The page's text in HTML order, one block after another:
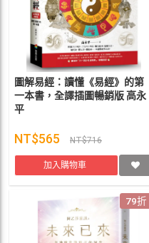
圖解易經：讀懂《易經》的第
一本書，全譯插圖暢銷版 高永
平
NT$565 NT$716
加入購物車
79折